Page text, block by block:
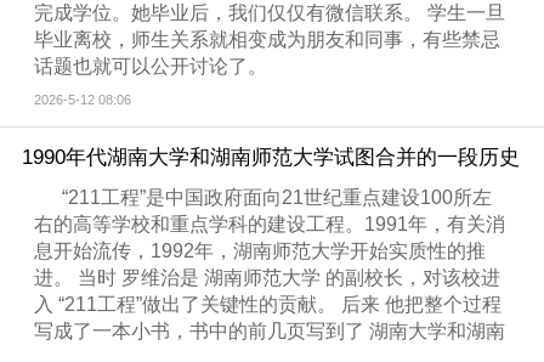
完成学位。她毕业后，我们仅仅有微信联系。 学生一旦
毕业离校，师生关系就相变成为朋友和同事，有些禁忌
话题也就可以公开讨论了。
2026-5-12 08:06
1990年代湖南大学和湖南师范大学试图合并的一段历史
“211工程”是中国政府面向21世纪重点建设100所左
右的高等学校和重点学科的建设工程。1991年，有关消
息开始流传，1992年，湖南师范大学开始实质性的推
进。 当时 罗维治是 湖南师范大学 的副校长，对该校进
入 “211工程”做出了关键性的贡献。 后来 他把整个过程
写成了一本小书，书中的前几页写到了 湖南大学和湖南